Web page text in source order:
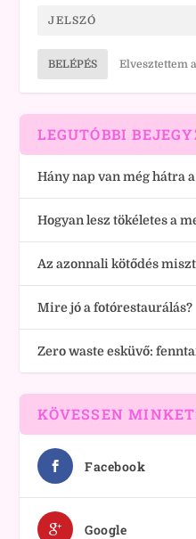
BELÉPÉS Elvesztettem
LEGUTÓBBI
Hány nap van még hátra
Hogyan lesz tökéletes a
Az azonnali kötődés
Mire jó a fotórestaurálás?
Zero waste esküvő:
KÖVESSEN
Facebook
Google